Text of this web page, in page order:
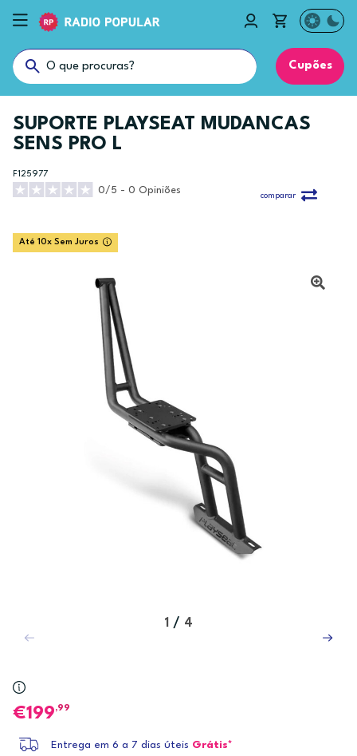
Cupões
SUPORTE PLAYSEAT MUDANCAS
SENS PRO L
F125977
0/5 - 0 Opiniões
comparar
Até 10x Sem Juros
1 / 4
199,99
Entrega em 6 a 7 dias úteis Grátis*